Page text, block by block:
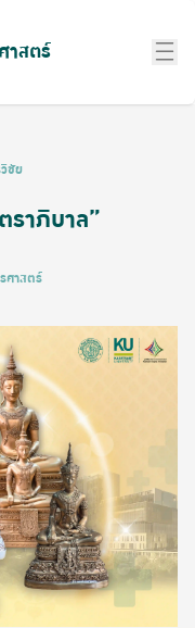
าสตร์
ชัย
าภิบาล”
ศาสตร์